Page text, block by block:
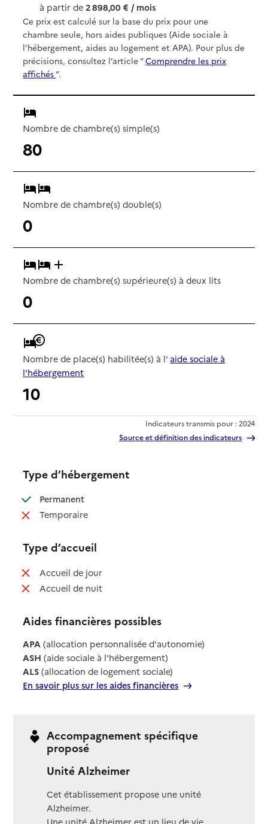
à partir de2 898,00 € / mois
Ce prix est calculé sur la base du prix pour une
chambre seule, hors aides publiques (Aide sociale à
l’hébergement, aides au logement et APA). Pour plus de
précisions, consultez l’article “Comprendre les prix
affichés”.
Nombre de chambre(s) simple(s)
80
Nombre de chambre(s) double(s)
0
Nombre de chambre(s) supérieure(s) à deux lits
0
Nombre de place(s) habilitée(s) à l' aide sociale à
l'hébergement
10
Indicateurs transmis pour : 2024
Source et définition des indicateurs
Type d’hébergement
Permanent: disponible
Temporaire: non disponible
Type d’accueil
Accueil de jour: non disponible
Accueil de nuit: non disponible
Aides financières possibles
APA (allocation personnalisée d'autonomie)
ASH (aide sociale à l'hébergement)
ALS (allocation de logement sociale)
En savoir plus sur les aides financières
Accompagnement spécifique
proposé
Unité Alzheimer
Cet établissement propose une unité
Alzheimer.